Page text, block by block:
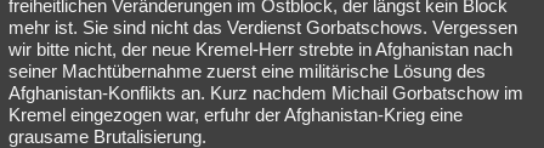
freiheitlichen Veränderungen im Ostblock, der längst kein Block
mehr ist. Sie sind nicht das Verdienst Gorbatschows. Vergessen
wir bitte nicht, der neue Kremel-Herr strebte in Afghanistan nach
seiner Machtübernahme zuerst eine militärische Lösung des
Afghanistan-Konflikts an. Kurz nachdem Michail Gorbatschow im
Kremel eingezogen war, erfuhr der Afghanistan-Krieg eine
grausame Brutalisierung.